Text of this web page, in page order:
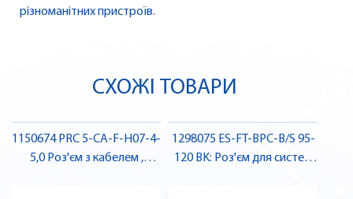
різноманітних пристроїв.
СХОЖІ ТОВАРИ
1150674 PRC 5-CA-F-H07-4-
5,0 Роз'єм з кабелем ,
1298075 ES-FT-BPC-B/S 95-
120 BK: Роз'єм для систем